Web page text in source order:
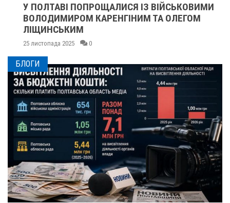
У ПОЛТАВІ ПОПРОЩАЛИСЯ ІЗ ВІЙСЬКОВИМИ
ВОЛОДИМИРОМ КАРЕНГІНИМ ТА ОЛЕГОМ
ЛІЩИНСЬКИМ
25 листопада 2025 0
БЛОГИ